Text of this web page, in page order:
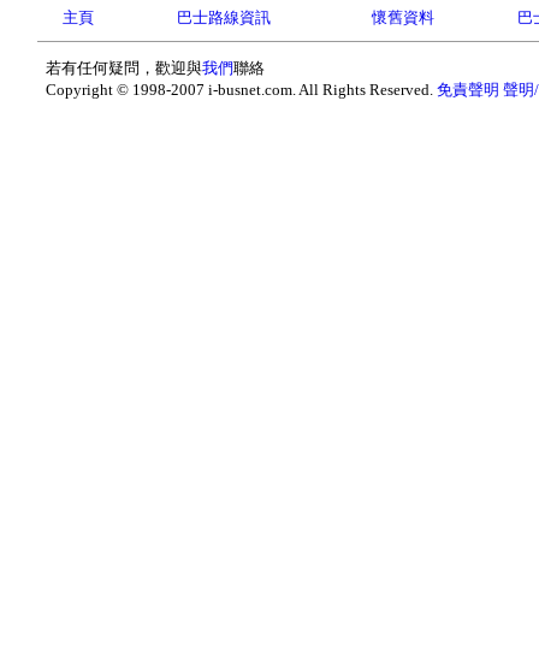
主頁 巴士路線資訊 懷舊資料 巴
若有任何疑問，歡迎與我們聯絡
Copyright © 1998-2007 i-busnet.com. All Rights Reserved. 免責聲明 聲明